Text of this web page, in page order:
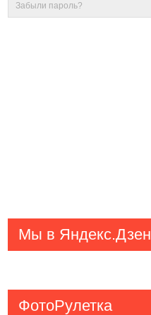
Забыли пароль?
Мы в Яндекс.Дзен
ФотоРулетка